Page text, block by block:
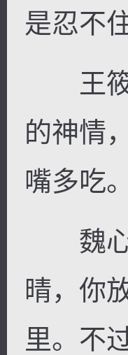
是忍不
王筱
的神情
嘴多吃。
魏心
晴，你
里。不